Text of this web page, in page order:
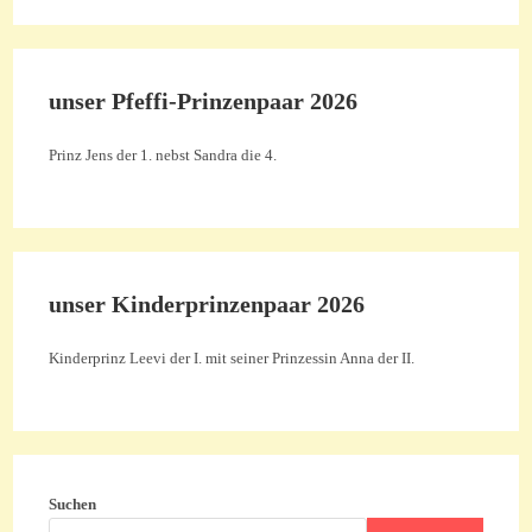
unser Pfeffi-Prinzenpaar 2026
Prinz Jens der 1. nebst Sandra die 4.
unser Kinderprinzenpaar 2026
Kinderprinz Leevi der I. mit seiner Prinzessin Anna der II.
Suchen